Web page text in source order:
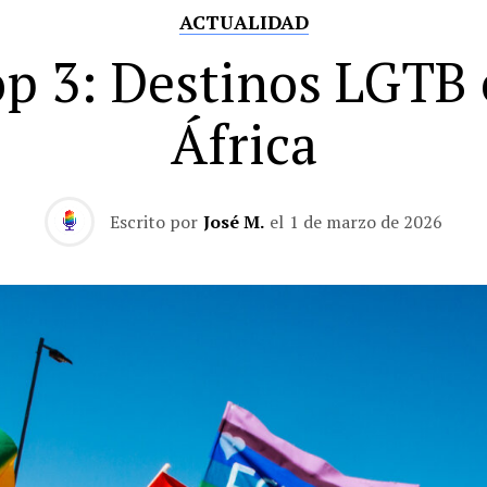
ACTUALIDAD
3: Destinos LGTB
África
Escrito por José M. el 1 de marzo de 2026